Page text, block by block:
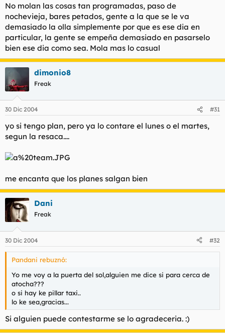
No molan las cosas tan programadas, paso de
nochevieja, bares petados, gente a la que se le va
demasiado la olla simplemente por que es ese dia en
particular, la gente se empeña demasiado en pasarselo
bien ese dia como sea. Mola mas lo casual
dimonio8
Freak
30 Dic 2004 #31
yo si tengo plan, pero ya lo contare el lunes o el martes,
segun la resaca....
me encanta que los planes salgan bien
Dani
Freak
30 Dic 2004 #32
Pandani rebuznó:
Yo me voy a la puerta del sol,alguien me dice si para cerca de
atocha???
o si hay ke pillar taxi..
lo ke sea,gracias...
Si alguien puede contestarme se lo agradeceria. :)